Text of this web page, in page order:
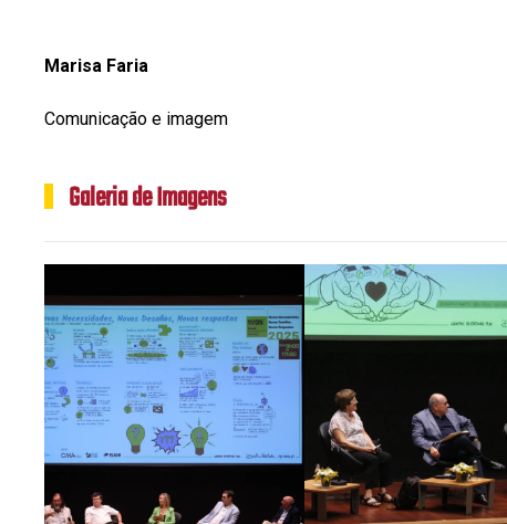
Marisa Faria
Comunicação e imagem
Galeria de Imagens
Ampliar Ampliar